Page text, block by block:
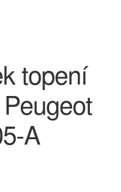
topení
A